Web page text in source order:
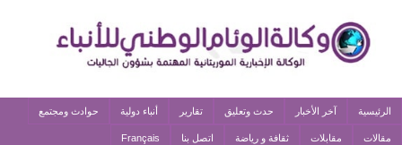
الرئيسية آخر الأخبار حدث وتعليق تقارير أنباء دولية حوادث ومجتمع
مقالات مقابلات ثقافة و رياضة اتصل بنا Français